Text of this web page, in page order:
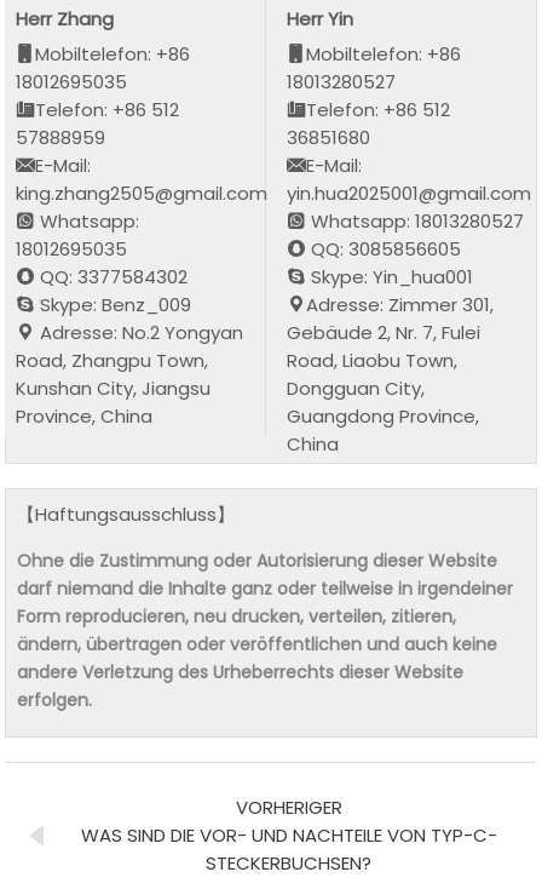
Herr Zhang
Mobiltelefon: +86
18012695035
Telefon: +86 512
57888959
E-Mail:
king.zhang2505@gmail.com
Whatsapp:
18012695035
QQ: 3377584302
Skype: Benz_009
Adresse: No.2 Yongyan
Road, Zhangpu Town,
Kunshan City, Jiangsu
Province, China
Herr Yin
Mobiltelefon: +86
18013280527
Telefon: +86 512
36851680
E-Mail:
yin.hua2025001@gmail.com
Whatsapp: 18013280527
QQ: 3085856605
Skype: Yin_hua001
Adresse: Zimmer 301,
Gebäude 2, Nr. 7, Fulei
Road, Liaobu Town,
Dongguan City,
Guangdong Province,
China
【Haftungsausschluss】
Ohne die Zustimmung oder Autorisierung dieser Website
darf niemand die Inhalte ganz oder teilweise in irgendeiner
Form reproducieren, neu drucken, verteilen, zitieren,
ändern, übertragen oder veröffentlichen und auch keine
andere Verletzung des Urheberrechts dieser Website
erfolgen.
VORHERIGER
WAS SIND DIE VOR- UND NACHTEILE VON TYP-C-
STECKERBUCHSEN?